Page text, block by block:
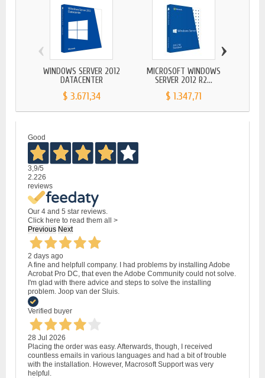
WINDOWS SERVER 2012
DATACENTER
$ 3.671,34
MICROSOFT WINDOWS
SERVER 2012 R2...
$ 1.347,71
‹ ›
Good
3,9/5
2.226
reviews
Our 4 and 5 star reviews.
Click here to read them all >
Previous Next
2 days ago
A fine and helpfull company. I had problems by installing Adobe
Acrobat Pro DC, that even the Adobe Community could not solve.
I'm glad with there advice and steps to solve the installing
problem. Joop van der Sluis.
Verified buyer
28 Jul 2026
Placing the order was easy. Afterwards, though, I received
countless emails in various languages and had a bit of trouble
with the installation. However, Macrosoft Support was very
helpful.